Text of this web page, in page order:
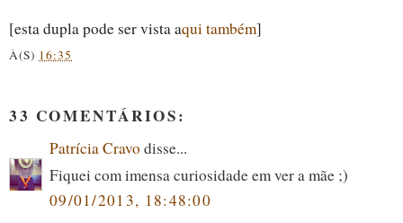
[esta dupla pode ser vista aqui também]
À(S) 16:35
33 COMENTÁRIOS:
Patrícia Cravo disse...
Fiquei com imensa curiosidade em ver a mãe ;)
09/01/2013, 18:48:00